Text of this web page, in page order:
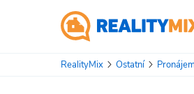
RealityMix Ostatní